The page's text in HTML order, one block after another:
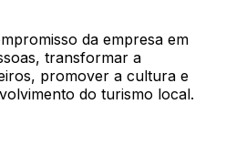
da empresa em
transformar a
promover a cultura e
do turismo local.